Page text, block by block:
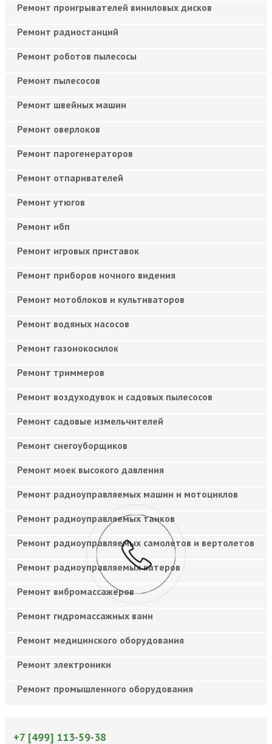
Ремонт проигрывателей виниловых дисков
Ремонт радиостанций
Ремонт роботов пылесосы
Ремонт пылесосов
Ремонт швейных машин
Ремонт оверлоков
Ремонт парогенераторов
Ремонт отпаривателей
Ремонт утюгов
Ремонт ибп
Ремонт игровых приставок
Ремонт приборов ночного видения
Ремонт мотоблоков и культиваторов
Ремонт водяных насосов
Ремонт газонокосилок
Ремонт триммеров
Ремонт воздуходувок и садовых пылесосов
Ремонт садовые измельчителей
Ремонт снегоуборщиков
Ремонт моек высокого давления
Ремонт радиоуправляемых машин и мотоциклов
Ремонт радиоуправляемых танков
Ремонт радиоуправляемых самолетов и вертолетов
Ремонт радиоуправляемых катеров
Ремонт вибромассажеров
Ремонт гидромассажных ванн
Ремонт медицинского оборудования
Ремонт электроники
Ремонт промышленного оборудования
+7 [499] 113-59-38